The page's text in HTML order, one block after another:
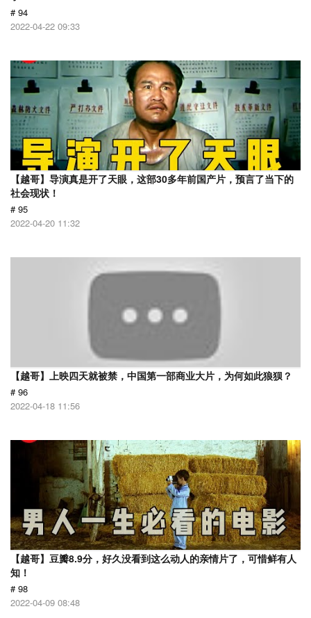
# 94
2022-04-22 09:33
【越哥】导演真是开了天眼，这部30多年前国产片，预言了当下的
社会现状！
# 95
2022-04-20 11:32
【越哥】上映四天就被禁，中国第一部商业大片，为何如此狼狈？
# 96
2022-04-18 11:56
【越哥】豆瓣8.9分，好久没看到这么动人的亲情片了，可惜鲜有人
知！
# 98
2022-04-09 08:48